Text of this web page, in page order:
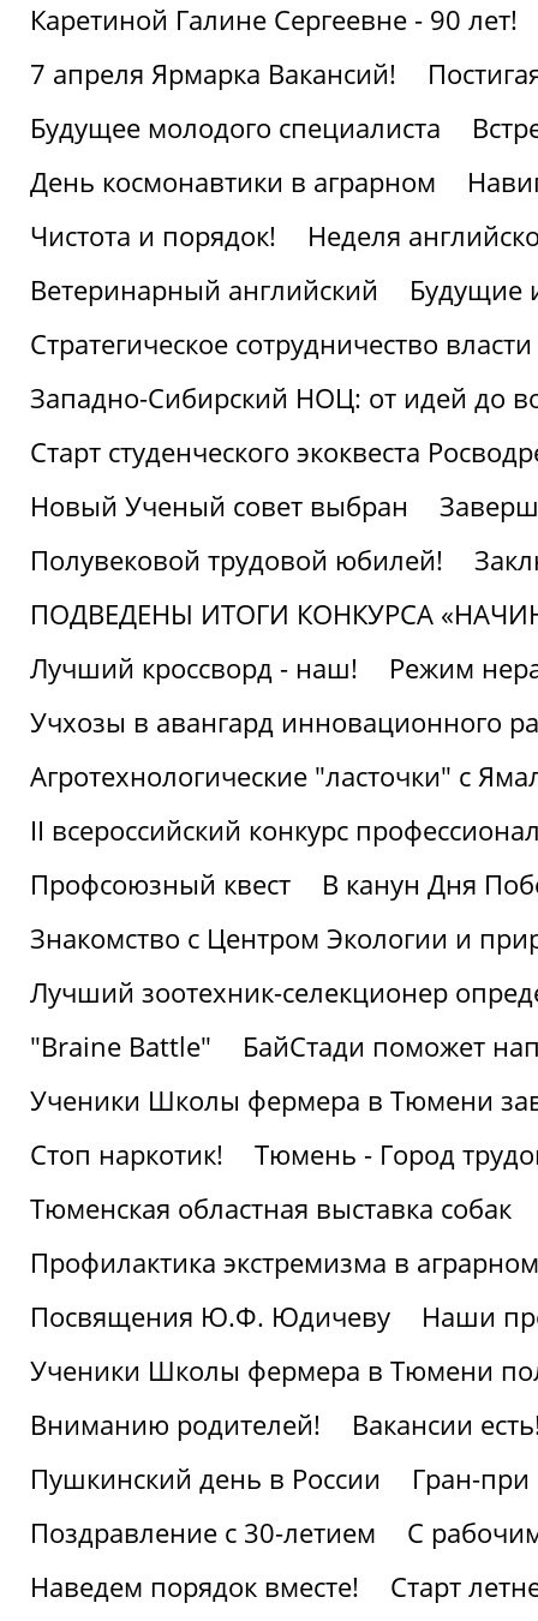
Каретиной Галине Сергеевне - 90 лет!
7 апреля Ярмарка Вакансий!
Будущее молодого специалиста
День космонавтики в аграрном
Чистота и порядок!
Неделя
Ветеринарный английский
Будущие
Стратегическое сотрудничество
Западно-Сибирский НОЦ: от идей до
Старт студенческого экоквеста
Новый Ученый совет выбран
Полувековой трудовой юбилей!
ПОДВЕДЕНЫ ИТОГИ КОНКУРСА
Лучший кроссворд - наш!
Режим
Учхозы в авангард инновационного
Агротехнологические "ласточки" с
II всероссийский конкурс
Профсоюзный квест
В канун Дня
Знакомство с Центром Экологии и
Лучший зоотехник-селекционер
"Braine Battle"
БайСтади поможет
Ученики Школы фермера в Тюмени
Стоп наркотик!
Тюмень - Город
Тюменская областная выставка собак
Профилактика экстремизма в аграрном
Посвящения Ю.Ф. Юдичеву
Наши
Ученики Школы фермера в Тюмени
Вниманию родителей!
Вакансии
Пушкинский день в России
Гран-
Поздравление с 30-летием
С
Наведем порядок вместе!
Старт